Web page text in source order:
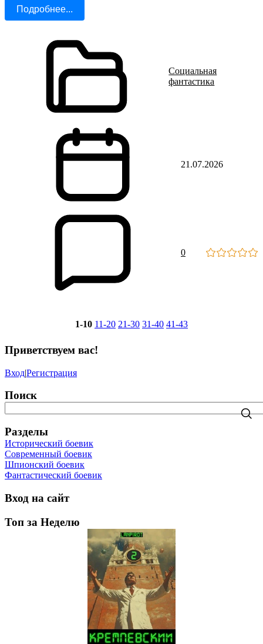
Подробнее...
Социальная
фантастика
21.07.2026
0
1-10 11-20 21-30 31-40 41-43
Приветствуем вас!
Вход|Регистрация
Поиск
Разделы
Исторический боевик
Современный боевик
Шпионский боевик
Фантастический боевик
Вход на сайт
Топ за Неделю